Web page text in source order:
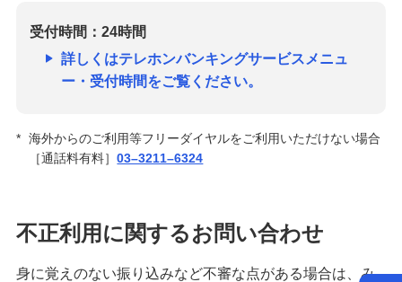
受付時間：24時間
詳しくはテレホンバンキングサービスメニュ
ー・受付時間をご覧ください。
* 海外からのご利用等フリーダイヤルをご利用いただけない場合
［通話料有料］03–3211–6324
不正利用に関するお問い合わせ
身に覚えのない振り込みなど不審な点がある場合は、み